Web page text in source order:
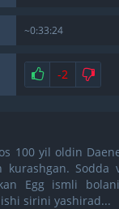
~0:33:24
Нравится
-2 Не
100 yil oldin
kurashgan. Sodda
Egg ismli
sirini yashirad...